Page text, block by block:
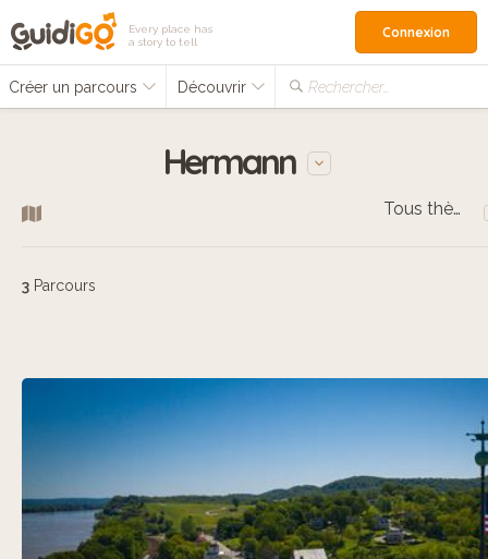
Every place has
a story to tell
Créer un parcours Découvrir Rechercher…
Connexion
Hermann
Tous thèmes
3 Parcours